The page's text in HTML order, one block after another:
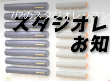
7/2のスタジオレッスン